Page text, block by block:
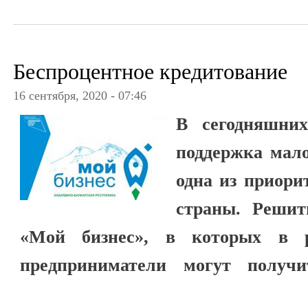
Беспроцентное кредитование
16 сентября, 2020 - 07:46
В
поддержка
одна из
страны.
«Мой бизнес», в которых в
предприниматели могут